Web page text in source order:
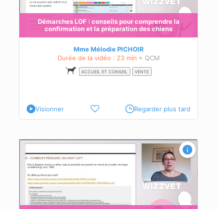
Démarches LOF : conseils pour comprendre la
confirmation et la préparation des chiens
Mme Mélodie PICHOIR
Durée de la vidéo : 23 min + QCM
ACCUEIL ET CONSEIL VENTE
Visionner Regarder plus tard